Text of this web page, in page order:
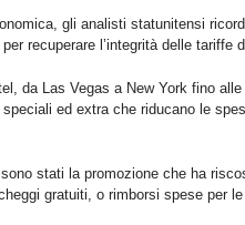
gli analisti statunitensi
recuperare l’integrità delle tariffe
da Las Vegas a New York fino
ed extra che riducano le
stati la promozione che ha
gratuiti, o rimborsi spese per